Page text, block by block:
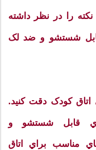
نکته را در نظر داشته‌
قابل‌ شستشو و ضد لک
کودک دقت کنيد.
قابل شستشو و
مناسب براي اتاق